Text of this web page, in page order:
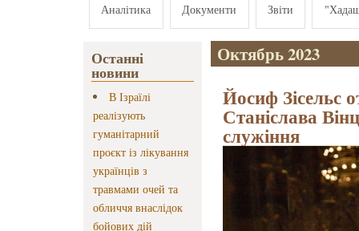
Аналітика Документи Звіти
Останні
новини
В Ізраїлі
реалізують
гуманітарний
проєкт із лікування
українців з
травмами очей та
обличчя внаслідок
бойових дій
Октябрь 2023
Йосиф Зісельс
Станіслава
служіння